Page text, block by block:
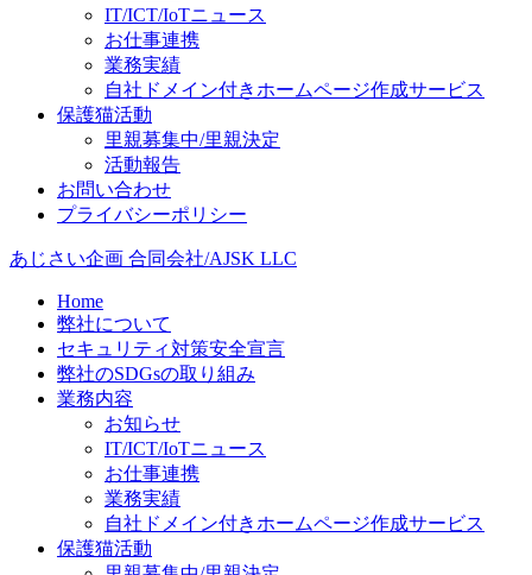
IT/ICT/IoTニュース
お仕事連携
業務実績
自社ドメイン付きホームページ作成サービス
保護猫活動
里親募集中/里親決定
活動報告
お問い合わせ
プライバシーポリシー
あじさい企画 合同会社/AJSK LLC
Home
弊社について
セキュリティ対策安全宣言
弊社のSDGsの取り組み
業務内容
お知らせ
IT/ICT/IoTニュース
お仕事連携
業務実績
自社ドメイン付きホームページ作成サービス
保護猫活動